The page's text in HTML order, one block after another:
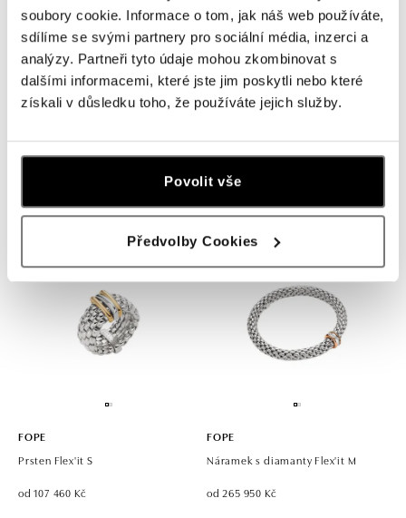
soubory cookie. Informace o tom, jak náš web používáte,
sdílíme se svými partnery pro sociální média, inzerci a
analýzy. Partneři tyto údaje mohou zkombinovat s
dalšími informacemi, které jste jim poskytli nebo které
získali v důsledku toho, že používáte jejich služby.
Povolit vše
Předvolby Cookies
FOPE
Prsten s diamanty Flex'it M
FOPE
Náramek s diamanty Flex'it L
FOPE
Prsten Flex'it S
od 107 460 Kč
FOPE
Náramek s diamanty Flex'it M
od 265 950 Kč